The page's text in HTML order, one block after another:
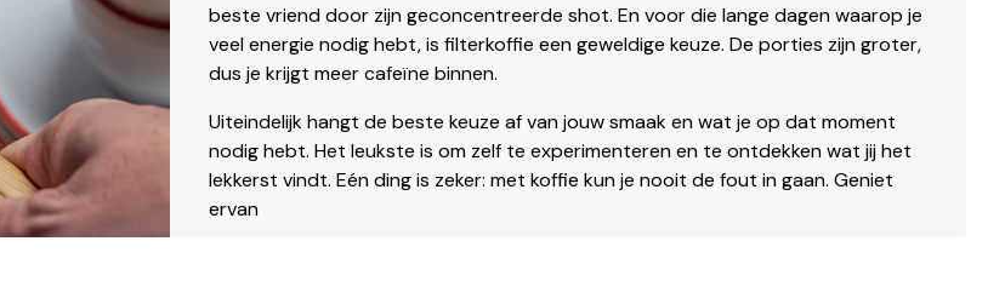
beste vriend door zijn geconcentreerde shot. En voor die lange dagen waarop je
veel energie nodig hebt, is filterkoffie een geweldige keuze. De porties zijn groter,
dus je krijgt meer cafeïne binnen.
Uiteindelijk hangt de beste keuze af van jouw smaak en wat je op dat moment
nodig hebt. Het leukste is om zelf te experimenteren en te ontdekken wat jij het
lekkerst vindt. Eén ding is zeker: met koffie kun je nooit de fout in gaan. Geniet
ervan